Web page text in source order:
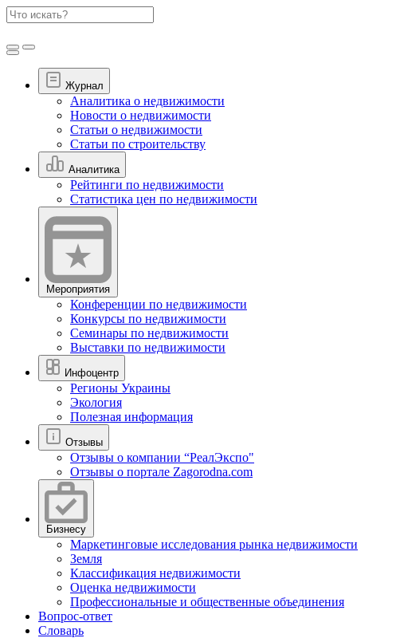
Журнал
Аналитика о недвижимости
Новости о недвижимости
Статьи о недвижимости
Статьи по строительству
Аналитика
Рейтинги по недвижимости
Статистика цен по недвижимости
Мероприятия
Конференции по недвижимости
Конкурсы по недвижимости
Семинары по недвижимости
Выставки по недвижимости
Инфоцентр
Регионы Украины
Экология
Полезная информация
Отзывы
Отзывы о компании “РеалЭкспо"
Отзывы о портале Zagorodna.com
Бизнесу
Маркетинговые исследования рынка недвижимости
Земля
Классификация недвижимости
Оценка недвижимости
Профессиональные и общественные объединения
Вопрос-ответ
Словарь